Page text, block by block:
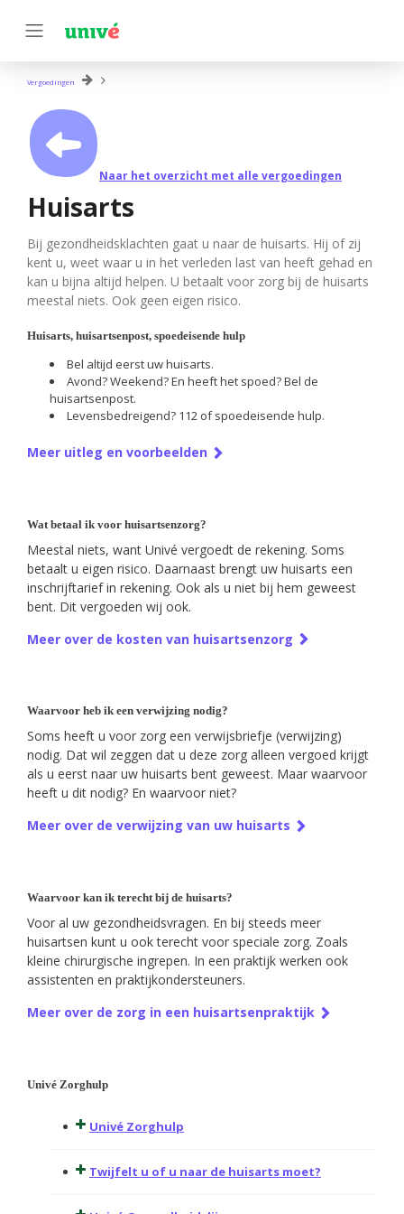
Vergoedingen
Naar het overzicht met alle vergoedingen
Huisarts
Bij gezondheidsklachten gaat u naar de huisarts. Hij of zij
kent u, weet waar u in het verleden last van heeft gehad en
kan u bijna altijd helpen. U betaalt voor zorg bij de huisarts
meestal niets. Ook geen eigen risico.
Huisarts, huisartsenpost, spoedeisende hulp
Bel altijd eerst uw huisarts.
Avond? Weekend? En heeft het spoed? Bel de
huisartsenpost.
Levensbedreigend? 112 of spoedeisende hulp.
Meer uitleg en voorbeelden
Wat betaal ik voor huisartsenzorg?
Meestal niets, want Univé vergoedt de rekening. Soms
betaalt u eigen risico. Daarnaast brengt uw huisarts een
inschrijftarief in rekening. Ook als u niet bij hem geweest
bent. Dit vergoeden wij ook.
Meer over de kosten van huisartsenzorg
Waarvoor heb ik een verwijzing nodig?
Soms heeft u voor zorg een verwijsbriefje (verwijzing)
nodig. Dat wil zeggen dat u deze zorg alleen vergoed krijgt
als u eerst naar uw huisarts bent geweest. Maar waarvoor
heeft u dit nodig? En waarvoor niet?
Meer over de verwijzing van uw huisarts
Waarvoor kan ik terecht bij de huisarts?
Voor al uw gezondheidsvragen. En bij steeds meer
huisartsen kunt u ook terecht voor speciale zorg. Zoals
kleine chirurgische ingrepen. In een praktijk werken ook
assistenten en praktijkondersteuners.
Meer over de zorg in een huisartsenpraktijk
Univé Zorghulp
Univé Zorghulp
Twijfelt u of u naar de huisarts moet?